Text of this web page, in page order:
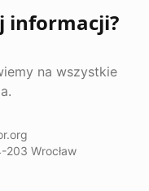
informacji?
na wszystkie
Wrocław